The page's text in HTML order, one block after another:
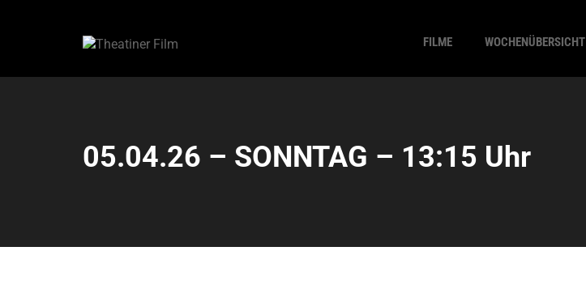
FILME WOCHENÜBERSICHT
05.04.26 – SONNTAG – 13:15 Uhr